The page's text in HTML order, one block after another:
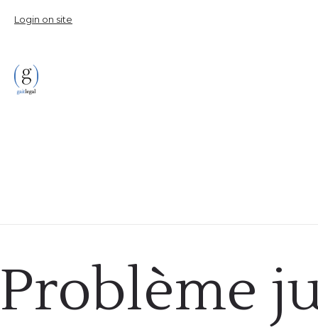
Login on site
Problème